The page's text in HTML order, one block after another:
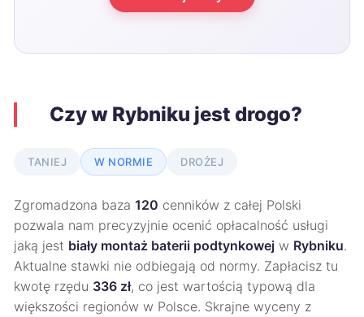
Czy w Rybniku jest drogo?
TANIEJ W NORMIE DROŻEJ
Zgromadzona baza 120 cenników z całej Polski
pozwala nam precyzyjnie ocenić opłacalność usługi
jaką jest biały montaż baterii podtynkowej w Rybniku.
Aktualne stawki nie odbiegają od normy. Zapłacisz tu
kwotę rzędu 336 zł, co jest wartością typową dla
większości regionów w Polsce. Skrajne wyceny z